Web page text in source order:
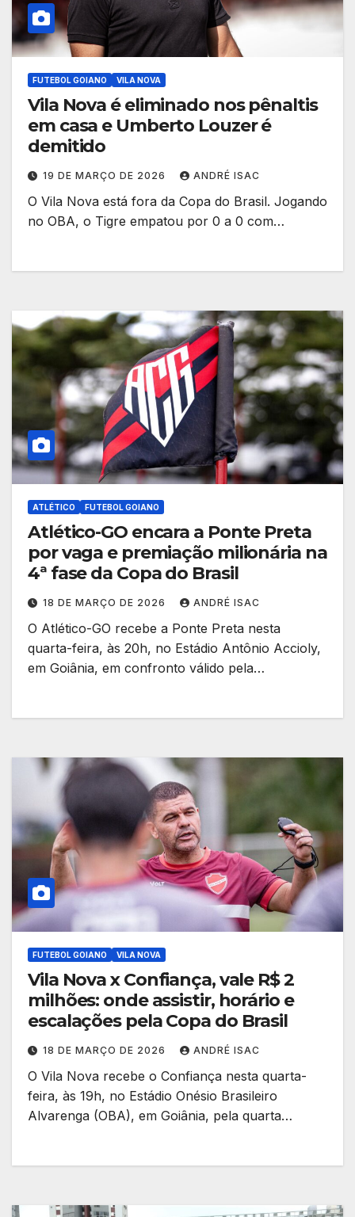
FUTEBOL GOIANO VILA NOVA
Vila Nova é eliminado nos pênaltis
em casa e Umberto Louzer é
demitido
19 DE MARÇO DE 2026 ANDRÉ ISAC
O Vila Nova está fora da Copa do Brasil. Jogando
no OBA, o Tigre empatou por 0 a 0 com…
ATLÉTICO FUTEBOL GOIANO
Atlético-GO encara a Ponte Preta
por vaga e premiação milionária na
4ª fase da Copa do Brasil
18 DE MARÇO DE 2026 ANDRÉ ISAC
O Atlético-GO recebe a Ponte Preta nesta
quarta-feira, às 20h, no Estádio Antônio Accioly,
em Goiânia, em confronto válido pela…
FUTEBOL GOIANO VILA NOVA
Vila Nova x Confiança, vale R$ 2
milhões: onde assistir, horário e
escalações pela Copa do Brasil
18 DE MARÇO DE 2026 ANDRÉ ISAC
O Vila Nova recebe o Confiança nesta quarta-
feira, às 19h, no Estádio Onésio Brasileiro
Alvarenga (OBA), em Goiânia, pela quarta…